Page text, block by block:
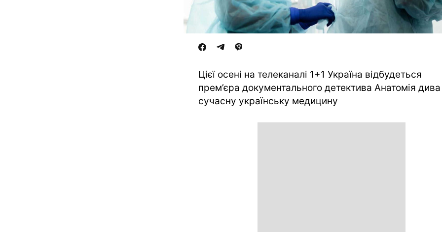
Цієї осені на телеканалі 1+1 Україна відбудеться
прем’єра документального детектива Анатомія
сучасну українську медицину